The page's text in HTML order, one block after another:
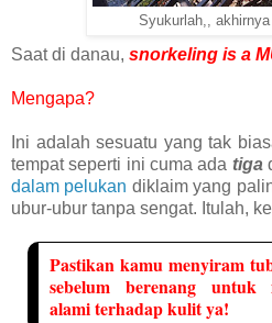
Syukurlah,,
Saat di danau, snorkeling is a
Mengapa?
Ini adalah sesuatu yang tak
tempat seperti ini cuma ada tiga
dalam pelukan diklaim yang
ubur-ubur tanpa sengat. Itulah,
Pastikan kamu menyiram
sebelum berenang untuk
alami terhadap kulit ya!